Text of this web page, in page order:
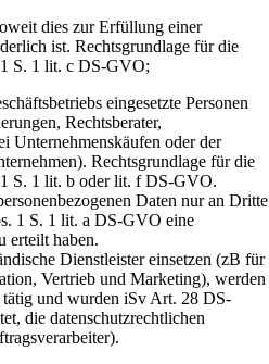
dies zur Erfüllung einer
ist. Rechtsgrundlage für die
S. 1 lit. c DS-GVO;
eingesetzte Personen
Rechtsberater,
Unternehmenskäufen oder der
Rechtsgrundlage für die
S. 1 lit. b oder lit. f DS-GVO.
Daten nur an Dritte
1 S. 1 lit. a DS-GVO eine
erteilt haben.
Dienstleister einsetzen (zB für
Vertrieb und Marketing), werden
tätig und wurden iSv Art. 28 DS-
die datenschutzrechtlichen